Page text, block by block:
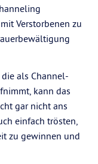
Verstorbenen zu
als Channel-
kann das
gar nicht ans
einfach trösten,
zu gewinnen und